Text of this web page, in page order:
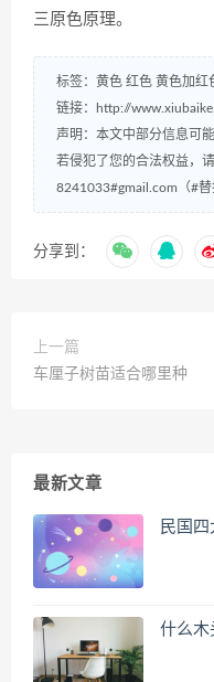
三原色原理。
标签： 黄色 红色 黄色加红
链接：
http://
声明：本文中部分信息可
若侵犯了您的合法权益，
8241033#gmail.com（#替
分享到：
上一篇
车厘子树苗适合哪里种
最新文章
民国
什么木